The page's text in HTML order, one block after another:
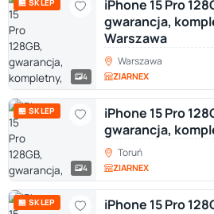
🏪 SKLEP
4
iPhone 15 Pro
gwarancja,
Warszawa
Warszawa
ZIARNEX
🏪 SKLEP
4
iPhone 15 Pro
gwarancja,
Toruń
ZIARNEX
🏪 SKLEP
iPhone 15 Pro